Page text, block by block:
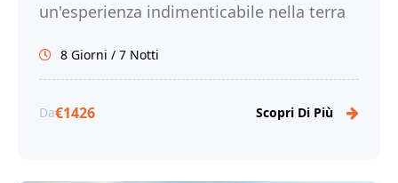
un'esperienza indimenticabile nella terra
8 Giorni / 7 Notti
Da€1426 Scopri Di Più